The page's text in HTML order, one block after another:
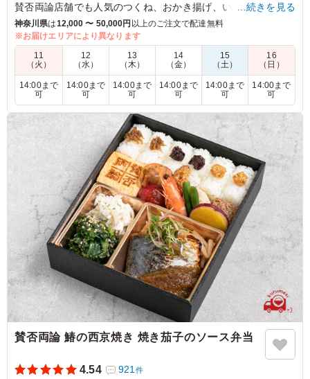
賛否両論店舗でも人気のつくね、おかき揚げ、いぶりがっこポ
テサラをはじめ、彩り豊かな美味しさを詰め込みました。
いつものたまごの代わりに今日はとろろですき焼きを楽しんで
みませんか？ご飯が進む変わりすき焼きをぜひお試しくださ
い。
4.5 カブシキカイシャケミトックス
定番のおかずは安心して頂けました。お肉も大変いいお味
でした。ありがとうございました。
ご利用シーン： 懇親会›内定式
東京都大田区上池台2025/10/06
…続きを見る
神奈川県は12,000 〜 50,000円 以上のご注文で配達無料
※お届けエリアにより異なります
11
（火）
12
（水）
13
（木）
14
（金）
15
（土）
16
（日）
14:00まで
可
14:00まで
可
14:00まで
可
14:00まで
可
14:00まで
可
14:00まで
可
賛否両論 鰆の西京焼き 焼き茄子のソース弁当
4.54 921 件